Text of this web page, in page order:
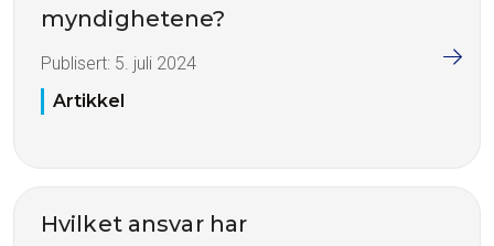
myndighetene?
Publisert: 5. juli 2024
Artikkel
Hvilket ansvar har